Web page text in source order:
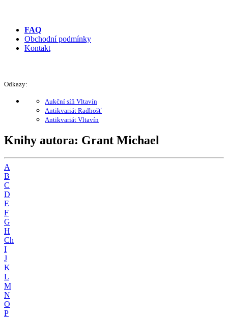
FAQ
Obchodní podmínky
Kontakt
Odkazy:
Aukční síň Vltavín
Antikvariát Radhošť
Antikvariát Vltavín
Knihy autora: Grant Michael
A
B
C
D
E
F
G
H
Ch
I
J
K
L
M
N
O
P